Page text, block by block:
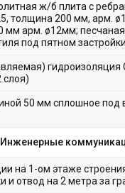
ж/б плита с
толщина 200 мм, арм.
мм арм. ø12мм;
под пятном
гидроизоляция
слоя)
50 мм сплошное под
Инженерные
на 1-ом этаже
и отвод на 2 метра за